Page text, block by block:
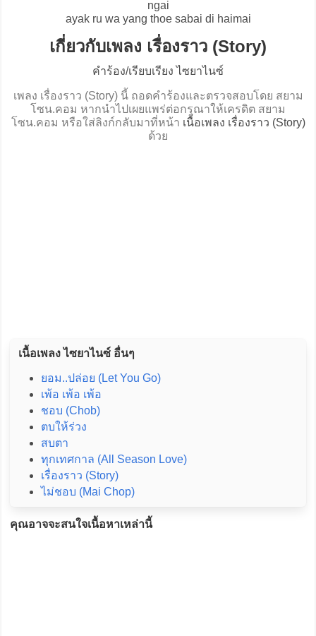
ngai
ayak ru wa yang thoe sabai di haimai
เกี่ยวกับเพลง เรื่องราว (Story)
คำร้อง/เรียบเรียง ไซยาไนซ์
เพลง เรื่องราว (Story) นี้ ถอดคำร้องและตรวจสอบโดย สยาม
โซน.คอม หากนำไปเผยแพร่ต่อกรุณาให้เครดิต สยาม
โซน.คอม หรือใส่ลิงก์กลับมาที่หน้า เนื้อเพลง เรื่องราว (Story)
ด้วย
เนื้อเพลง ไซยาไนซ์ อื่นๆ
ยอม..ปล่อย (Let You Go)
เพ้อ เพ้อ เพ้อ
ชอบ (Chob)
ตบให้ร่วง
สบตา
ทุกเทศกาล (All Season Love)
เรื่องราว (Story)
ไม่ชอบ (Mai Chop)
คุณอาจจะสนใจเนื้อหาเหล่านี้